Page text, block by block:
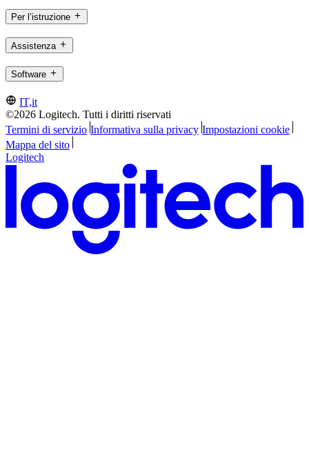
Per l’istruzione
Assistenza
Software
IT,it
©2026 Logitech. Tutti i diritti riservati
Termini di servizio Informativa sulla privacy Impostazioni cookie
Mappa del sito
Logitech